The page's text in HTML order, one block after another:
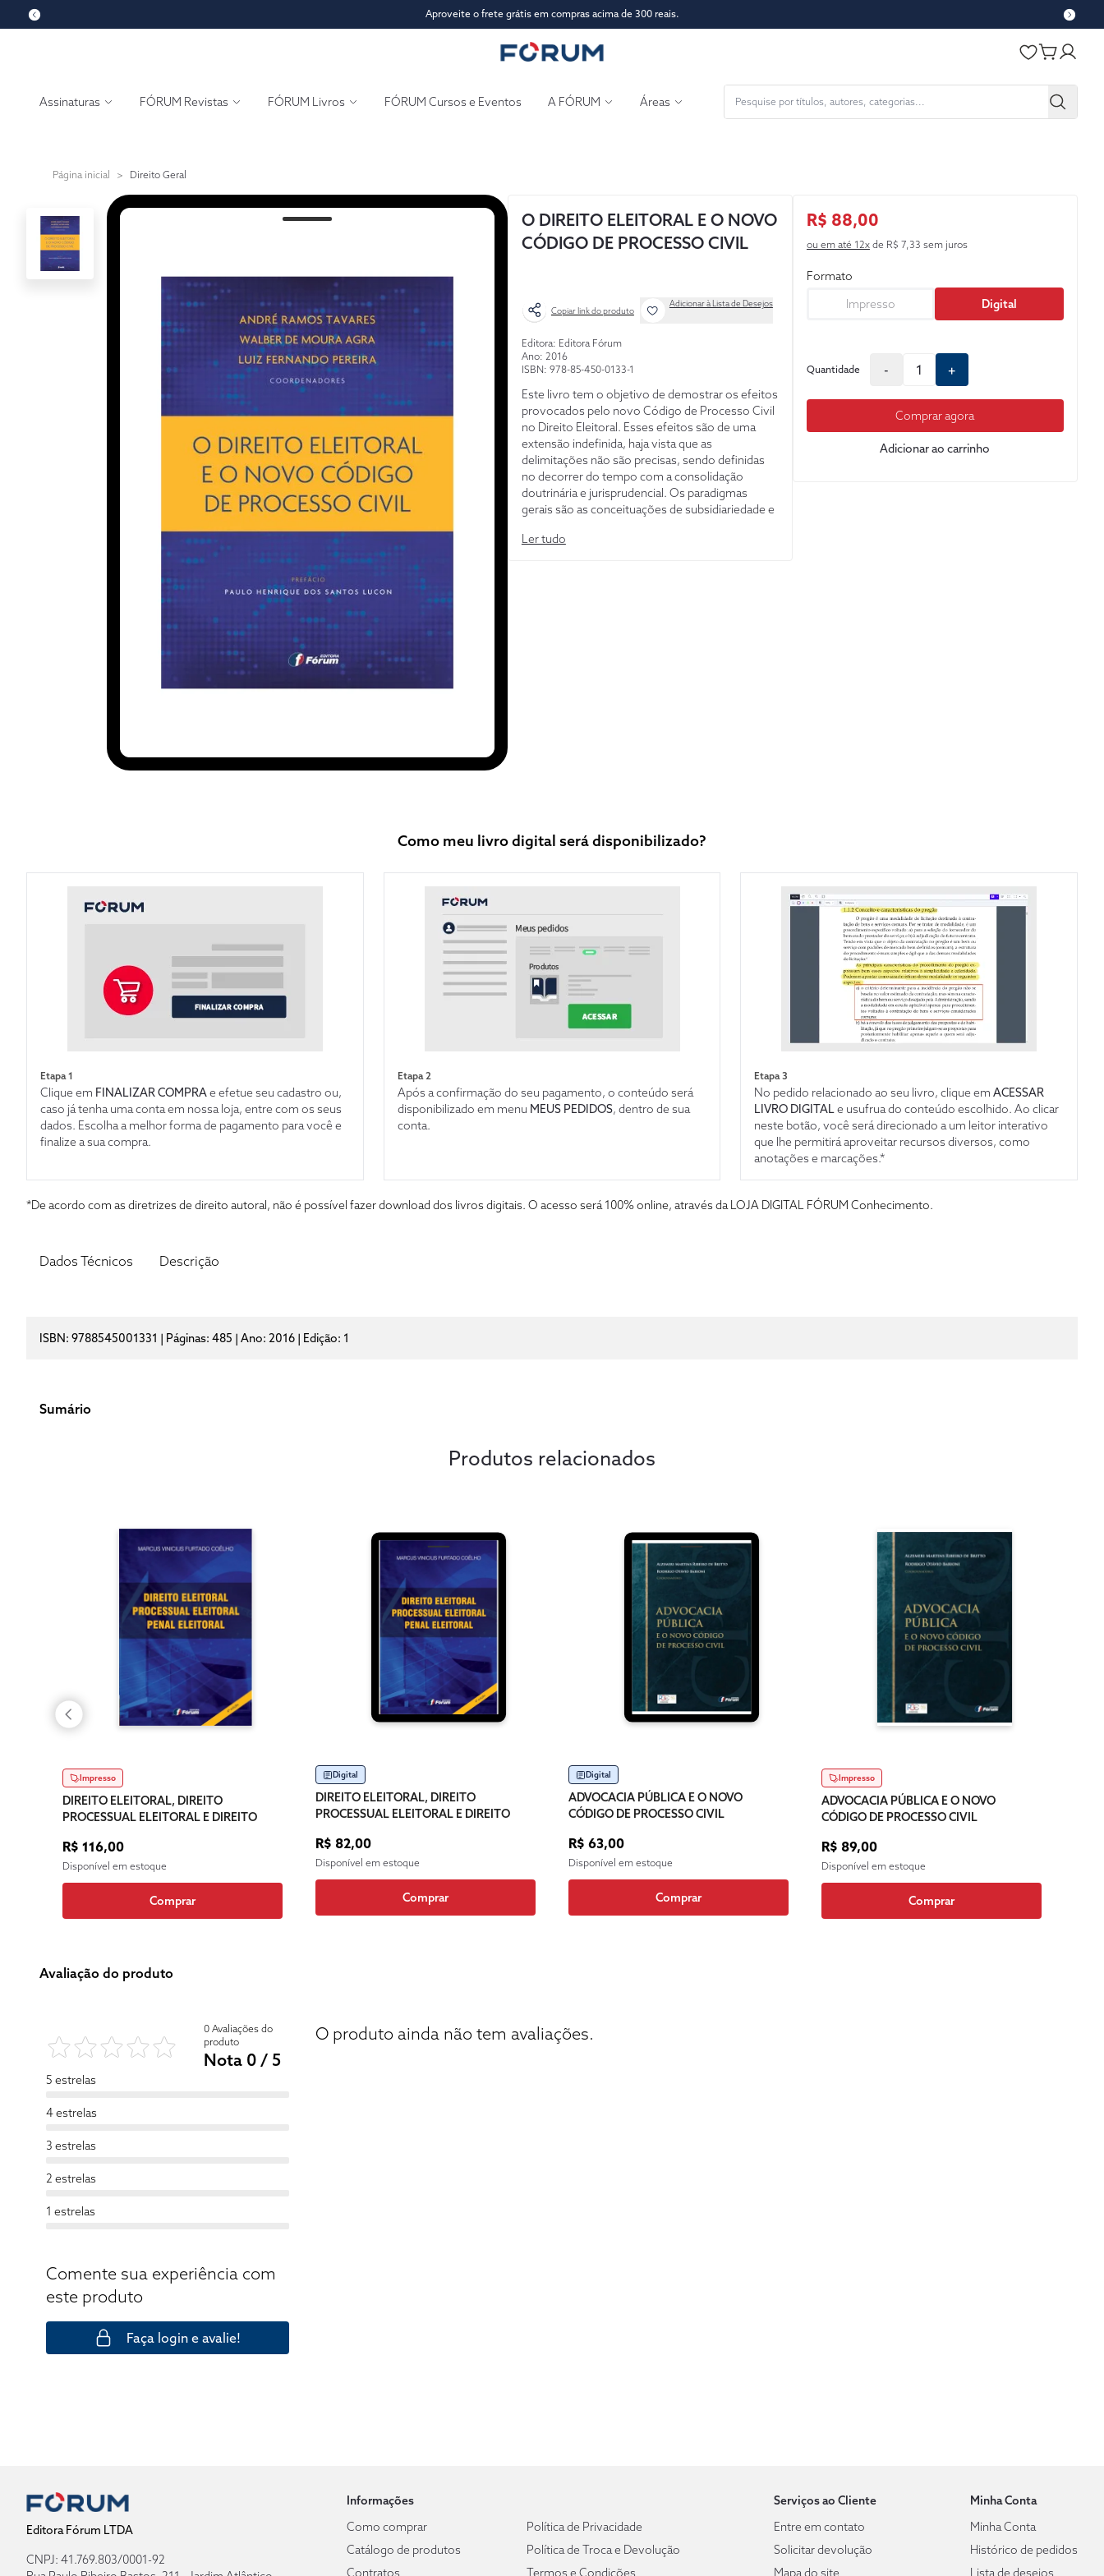
Aproveite o frete grátis em compras acima de 300 reais.
Assinaturas FÓRUM Revistas FÓRUM Livros FÓRUM Cursos e Eventos A FÓRUM Áreas
Página inicial > Direito Geral
O DIREITO ELEITORAL E O NOVO
CÓDIGO DE PROCESSO CIVIL
Copiar link do produto
Adicionar à Lista de Desejos
Editora: Editora Fórum
Ano: 2016
ISBN: 978-85-450-0133-1
Este livro tem o objetivo de demostrar os efeitos
provocados pelo novo Código de Processo Civil
no Direito Eleitoral. Esses efeitos são de uma
extensão indefinida, haja vista que as
delimitações não são precisas, sendo definidas
no decorrer do tempo com a consolidação
doutrinária e jurisprudencial. Os paradigmas
gerais são as conceituações de subsidiariedade e
no que também não oferecem uma precisão
Ler tudo
R$ 88,00
ou em até 12xde R$ 7,33 sem juros
Formato
Impresso
Digital
Quantidade - +
Comprar agora
Adicionar ao carrinho
Como meu livro digital será disponibilizado?
Etapa 1
Clique em FINALIZAR COMPRAe efetue seu cadastro ou,
caso já tenha uma conta em nossa loja, entre com os seus
dados. Escolha a melhor forma de pagamento para você e
finalize a sua compra.
Etapa 2
Após a confirmação do seu pagamento, o conteúdo será
disponibilizado em menu MEUS PEDIDOS, dentro de sua
conta.
Etapa 3
No pedido relacionado ao seu livro, clique emACESSAR
LIVRO DIGITALe usufrua do conteúdo escolhido. Ao clicar
neste botão, você será direcionado a um leitor interativo
que lhe permitirá aproveitar recursos diversos, como
anotações e marcações.*
*De acordo com as diretrizes de direito autoral, não é possível fazer download dos livros digitais. O acesso será 100% online, através da LOJA DIGITAL FÓRUM Conhecimento.
Dados Técnicos Descrição
ISBN: 9788545001331 | Páginas: 485 | Ano: 2016 | Edição: 1
Sumário
Produtos relacionados
Impresso
DIREITO ELEITORAL, DIREITO
PROCESSUAL ELEITORAL E DIREITO
R$ 116,00
Disponível em estoque
Comprar
Digital
DIREITO ELEITORAL, DIREITO
PROCESSUAL ELEITORAL E DIREITO
R$ 82,00
Disponível em estoque
Comprar
Digital
ADVOCACIA PÚBLICA E O NOVO
CÓDIGO DE PROCESSO CIVIL
R$ 63,00
Disponível em estoque
Comprar
Impresso
ADVOCACIA PÚBLICA E O NOVO
CÓDIGO DE PROCESSO CIVIL
R$ 89,00
Disponível em estoque
Comprar
Avaliação do produto
0 Avaliações do
produto
Nota 0 / 5
5 estrelas
4 estrelas
3 estrelas
2 estrelas
1 estrelas
Comente sua experiência com
este produto
Faça login e avalie!
O produto ainda não tem avaliações.
Editora Fórum LTDA
CNPJ: 41.769.803/0001-92
Informações
Como comprar
Catálogo de produtos
Contratos
Política de Privacidade
Política de Troca e Devolução
Termos e Condições
Serviços ao Cliente
Entre em contato
Solicitar devolução
Mapa do site
Minha Conta
Minha Conta
Histórico de pedidos
Lista de desejos